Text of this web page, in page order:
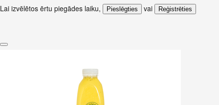
Lai izvēlētos ērtu piegādes laiku, Pieslēgties vai Reģistrēties